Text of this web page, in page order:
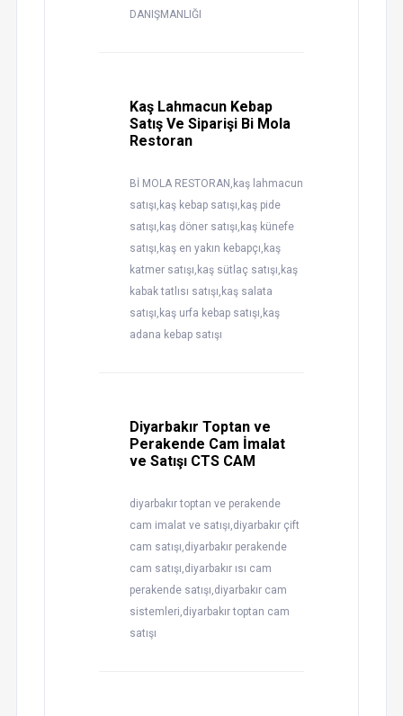
DANIŞMANLIĞI
Kaş Lahmacun Kebap
Satış Ve Siparişi Bi Mola
Restoran
Bİ MOLA RESTORAN,kaş lahmacun
satışı,kaş kebap satışı,kaş pide
satışı,kaş döner satışı,kaş künefe
satışı,kaş en yakın kebapçı,kaş
katmer satışı,kaş sütlaç satışı,kaş
kabak tatlısı satışı,kaş salata
satışı,kaş urfa kebap satışı,kaş
adana kebap satışı
Diyarbakır Toptan ve
Perakende Cam İmalat
ve Satışı CTS CAM
diyarbakır toptan ve perakende
cam imalat ve satışı,diyarbakır çift
cam satışı,diyarbakır perakende
cam satışı,diyarbakır ısı cam
perakende satışı,diyarbakır cam
sistemleri,diyarbakır toptan cam
satışı